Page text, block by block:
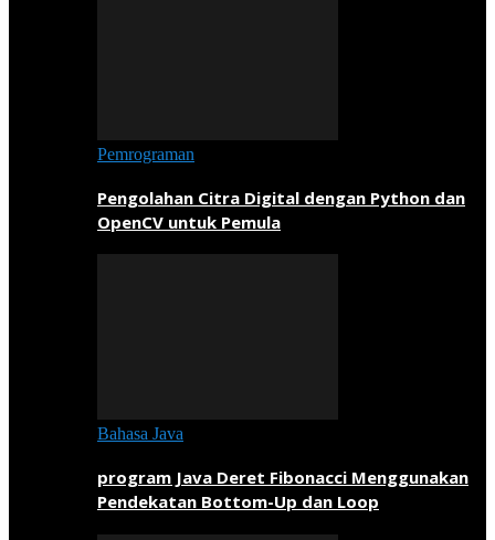
Pemrograman
Pengolahan Citra Digital dengan Python dan
OpenCV untuk Pemula
Bahasa Java
program Java Deret Fibonacci Menggunakan
Pendekatan Bottom-Up dan Loop